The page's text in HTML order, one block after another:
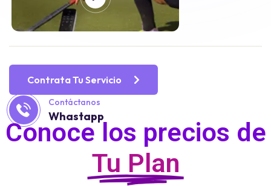
Contrata Tu Servicio
Contáctanos
Whastapp
Conoce los precios de
Tu Plan